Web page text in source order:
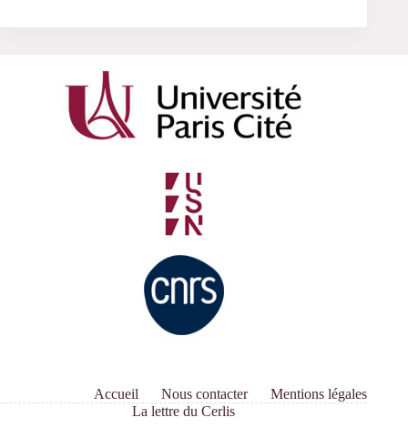
Accueil Nous contacter
Mentions légales
La lettre du Cerlis